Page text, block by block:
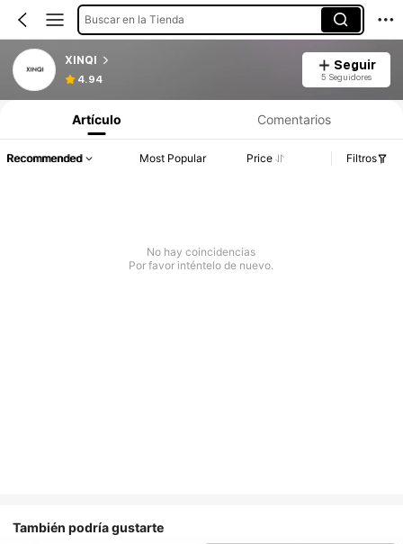
Buscar en la Tienda
XINQI
4.94
Seguir
5 Seguidores
Artículo Comentarios
Recommended Most Popular Price Filtros
No hay coincidencias
Por favor inténtelo de nuevo.
También podría gustarte